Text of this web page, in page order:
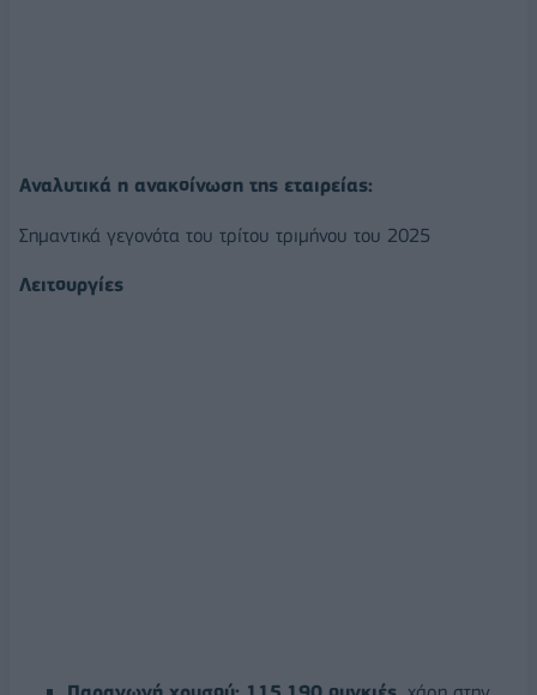
Αναλυτικά η ανακοίνωση της εταιρείας:
Σημαντικά γεγονότα του τρίτου τριμήνου του 2025
Λειτουργίες